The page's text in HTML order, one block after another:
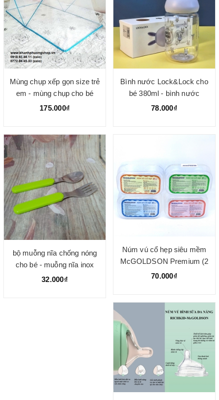
Mùng chụp xếp gọn size trẻ
em - mùng chụp cho bé
80*130cm
175.000₫
Bình nước Lock&Lock cho
bé 380ml - bình nước
lock&lock cho bé
78.000₫
bộ muỗng nĩa chống nóng
cho bé - muỗng nĩa inox
bộc nhựa
32.000₫
Núm vú cổ hẹp siêu mềm
McGOLDSON Premium (2
cái/hộp)
70.000₫